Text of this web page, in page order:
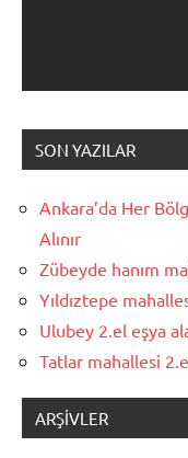
SON YAZILAR
Ankara’da Her
Alınır
Zübeyde hanım
Yıldıztepe
Ulubey 2.el eşya
Tatlar mahallesi
ARŞIVLER